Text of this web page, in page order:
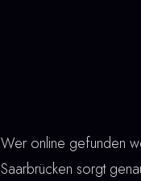
Wer online gefunden
Saarbrücken sorgt